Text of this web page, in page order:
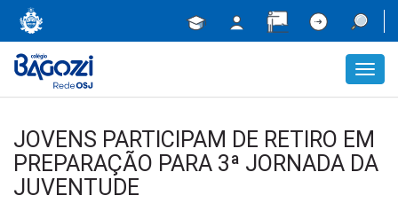
JOVENS PARTICIPAM DE RETIRO EM
PREPARAÇÃO PARA 3ª JORNADA DA
JUVENTUDE